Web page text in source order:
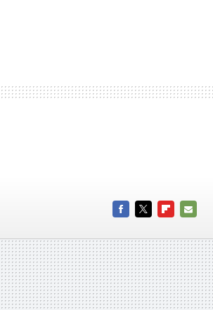
MAIL